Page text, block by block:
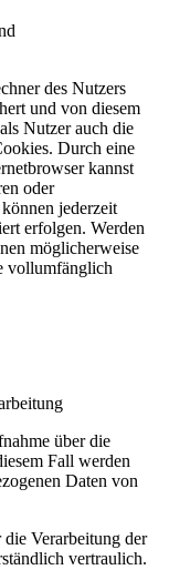
des Nutzers
und von diesem
Nutzer auch die
Durch eine
kannst
oder
jederzeit
erfolgen. Werden
möglicherweise
vollumfänglich
über die
Fall werden
Daten von
Verarbeitung der
vertraulich.